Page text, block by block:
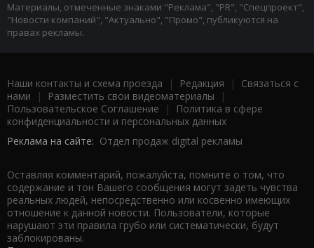
Материалы, отмеченные знаками "Реклама", "PR", "Спецпроект",
"Новости компаний", "Актуально", "Промо", публикуются на
правах рекламы.
Наши контакты и схема проезда | Редакция | Связаться с
нами | Разместить свои видеоматериалы |
Пользовательское Соглашение |
Политика в сфере
конфиденциальности и персональных данных
Реклама на сайте: Отдел продаж digital рекламы
Оставляя комментарий, пожалуйста, помните о том, что
содержание и тон Вашего сообщения могут задеть чувства
реальных людей, непосредственно или косвенно имеющих
отношение к данной новости. Пользователи, которые
нарушают эти правила грубо или систематически, будут
заблокированы.